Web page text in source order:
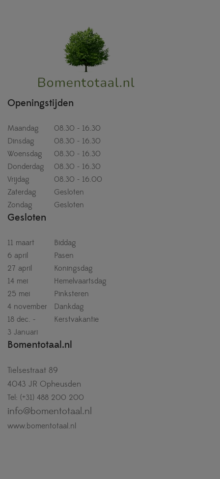
Openingstijden
Maandag
08.30 - 16.30
Dinsdag
08.30 - 16.30
Woensdag
08.30 - 16.30
Donderdag
08.30 - 16.30
Vrijdag
08.30 - 16.00
Zaterdag
Gesloten
Zondag
Gesloten
Gesloten
11 maart
Biddag
6 april
Pasen
27 april
Koningsdag
14 mei
Hemelvaartsdag
25 mei
Pinksteren
4 november
Dankdag
18 dec. -
Kerstvakantie
3 Januari
Bomentotaal.nl
Tielsestraat 89
4043 JR Opheusden
Tel: (+31) 488 200 200
info@bomentotaal.nl
www.bomentotaal.nl